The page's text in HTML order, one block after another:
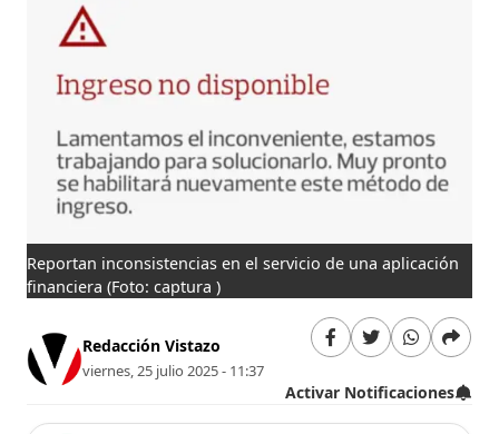
Reportan inconsistencias en el servicio de una aplicación
financiera (Foto: captura )
Redacción Vistazo
viernes, 25 julio 2025 - 11:37
Activar Notificaciones